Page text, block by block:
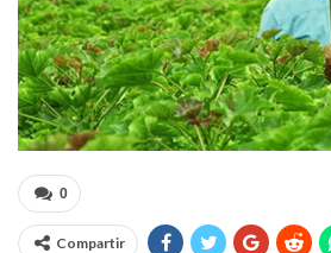
0
Compartir